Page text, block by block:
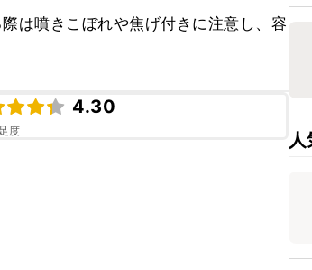
は噴きこぼれや焦げ付きに注意し、容
4.30
度